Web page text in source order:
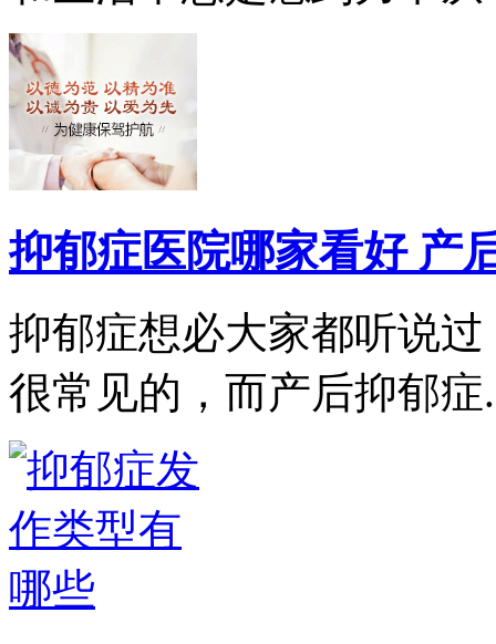
抑郁症医院哪家看好 产
抑郁症想必大家都听说
很常见的，而产后抑郁